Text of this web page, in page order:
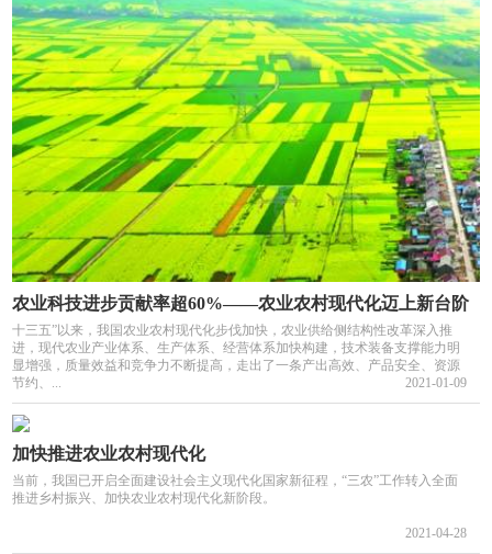
农业科技进步贡献率超60%——农业农村现代化迈上新台阶
十三五”以来，我国农业农村现代化步伐加快，农业供给侧结构性改革深入推
进，现代农业产业体系、生产体系、经营体系加快构建，技术装备支撑能力明
显增强，质量效益和竞争力不断提高，走出了一条产出高效、产品安全、资源
节约、...
2021-01-09
加快推进农业农村现代化
当前，我国已开启全面建设社会主义现代化国家新征程，“三农”工作转入全面
推进乡村振兴、加快农业农村现代化新阶段。
2021-04-28